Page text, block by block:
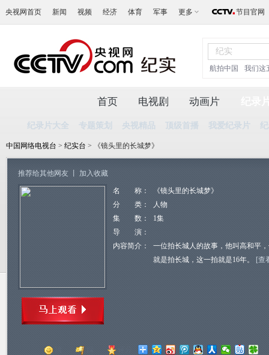
央视网首页 新闻 视频 经济 体育 军事 更多 节目官网
航拍中国 我们这
首页 电视剧 动画片
纪录片大全 专题策划 央视精品 顶级首播 我爱纪录片
中国网络电视台 > 纪实台 > 《镜头里的长城梦》
推荐给其他网友 加入收藏
名 称：
《镜头里的长城梦》
分 类：
人物
集 数：
1集
导 演：
内容简介：
一位拍长城人的故事，他叫高和平
就是拍长城，这一拍就是16年。
[查